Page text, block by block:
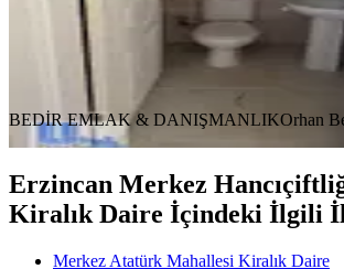
BEDİR EMLAK & DANIŞMANLIK Orhan
BEDİR EMLAK & DANIŞMANLIKOrhan
Erzincan Merkez
Kiralık Daire İçindeki İlgili
Merkez Atatürk Mahallesi Kiralık Daire